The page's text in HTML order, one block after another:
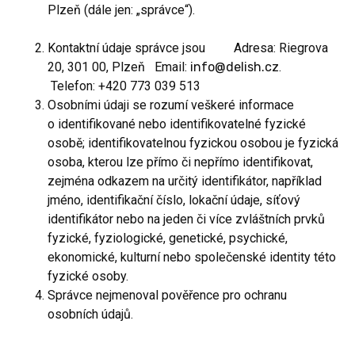
Plzeň (dále jen: „správce“).
Kontaktní údaje správce jsou Adresa: Riegrova
20, 301 00, Plzeň Email: info@delish.cz.
Telefon: +420 773 039 513
Osobními údaji se rozumí veškeré informace
o identifikované nebo identifikovatelné fyzické
osobě; identifikovatelnou fyzickou osobou je fyzická
osoba, kterou lze přímo či nepřímo identifikovat,
zejména odkazem na určitý identifikátor, například
jméno, identifikační číslo, lokační údaje, síťový
identifikátor nebo na jeden či více zvláštních prvků
fyzické, fyziologické, genetické, psychické,
ekonomické, kulturní nebo společenské identity této
fyzické osoby.
Správce nejmenoval pověřence pro ochranu
osobních údajů.